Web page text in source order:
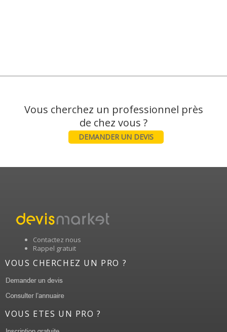
Vous cherchez un professionnel près
DEMANDER UN DEVIS
Contactez nous
Rappel gratuit
VOUS CHERCHEZ UN PRO ?
VOUS ETES UN PRO ?